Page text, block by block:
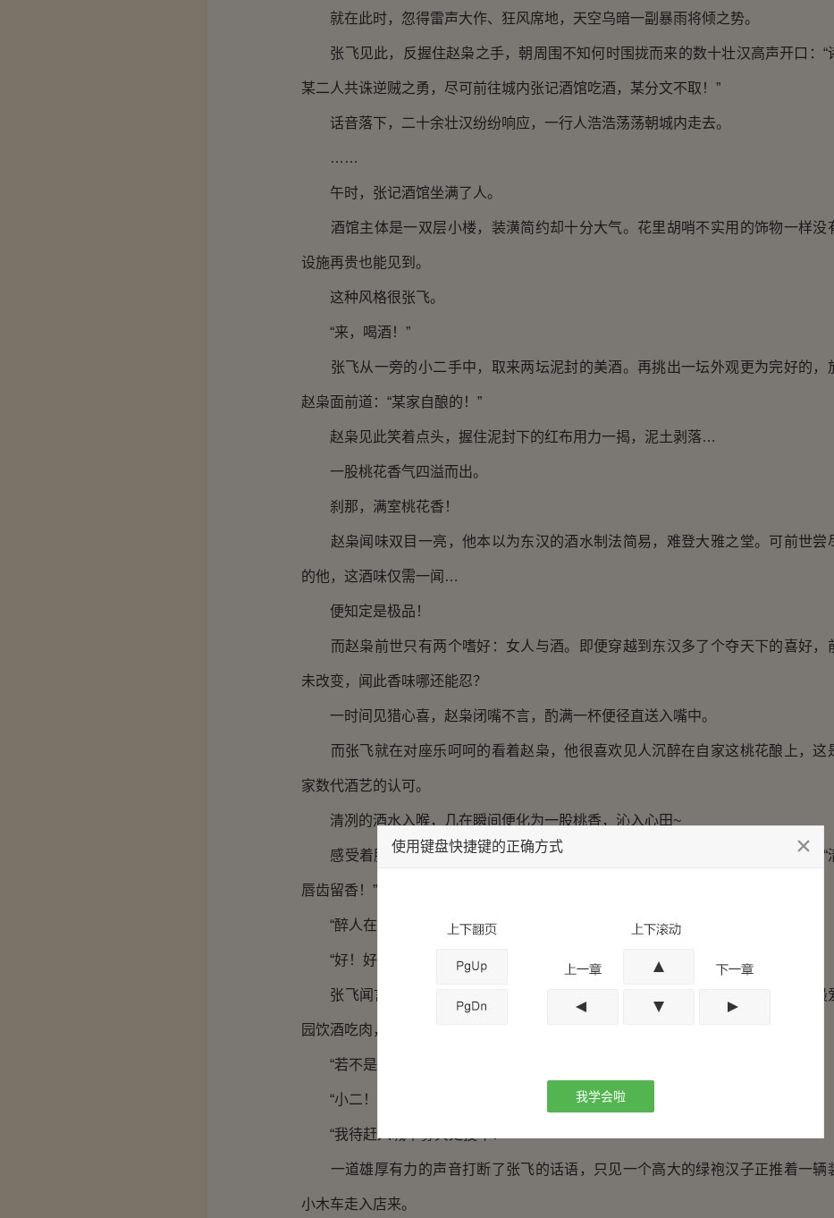
就在此时，忽得雷声大作、狂风席地，天空乌暗一副暴雨将倾之势。
张飞见此，反握住赵枭之手，朝周围不知何时围拢而来的数十壮汉高声开口：“
某二人共诛逆贼之勇，尽可前往城内张记酒馆吃酒，某分文不取！”
话音落下，二十余壮汉纷纷响应，一行人浩浩荡荡朝城内走去。
……
午时，张记酒馆坐满了人。
酒馆主体是一双层小楼，装潢简约却十分大气。花里胡哨不实用的饰物一样没
设施再贵也能见到。
这种风格很张飞。
“来，喝酒！”
张飞从一旁的小二手中，取来两坛泥封的美酒。再挑出一坛外观更为完好的，
赵枭面前道：“某家自酿的！”
赵枭见此笑着点头，握住泥封下的红布用力一揭，泥土剥落…
一股桃花香气四溢而出。
刹那，满室桃花香！
赵枭闻味双目一亮，他本以为东汉的酒水制法简易，难登大雅之堂。可前世尝
的他，这酒味仅需一闻…
便知定是极品！
而赵枭前世只有两个嗜好：女人与酒。即便穿越到东汉多了个夺天下的喜好，
未改变，闻此香味哪还能忍？
一时间见猎心喜，赵枭闭嘴不言，酌满一杯便径直送入嘴中。
而张飞就在对座乐呵呵的看着赵枭，他很喜欢见人沉醉在自家这桃花酿上，这
家数代酒艺的认可。
清冽的酒水入喉，几在瞬间便化为一股桃香，沁入心田~
感受着腹中微微泛起的热意，品着满嘴的留香，赵枭不由情不自禁的称赞道：“
唇齿留香！”
“醉人在酒亦在花！”
“好！好酒！”
张飞闻言呵呵一笑，黝黑粗壮的大手指了指桌上的酱牛肉：“肉也是极品，某最
园饮酒吃肉，好不快活！”
“若不是现在大雨滂沱，某定…”
“小二！快斟酒来吃！”
“我待赶入城中募兵处投军！”
一道雄厚有力的声音打断了张飞的话语，只见一个高大的绿袍汉子正推着一辆
小木车走入店来。
使用键盘快捷键的正确方式
我学会啦